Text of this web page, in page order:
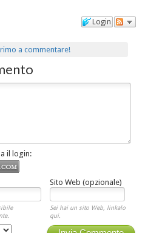
Login
a commentare!
il login:
Sito Web (opzionale)
Sei hai un sito Web, linkalo
qui.